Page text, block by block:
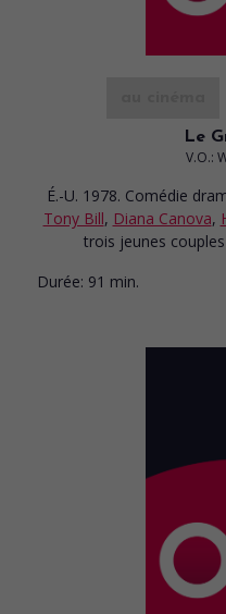
Le
V.O.:
É.-U. 1978. Comédie
Tony Bill, Diana Canova,
trois jeunes
Durée: 91 min.